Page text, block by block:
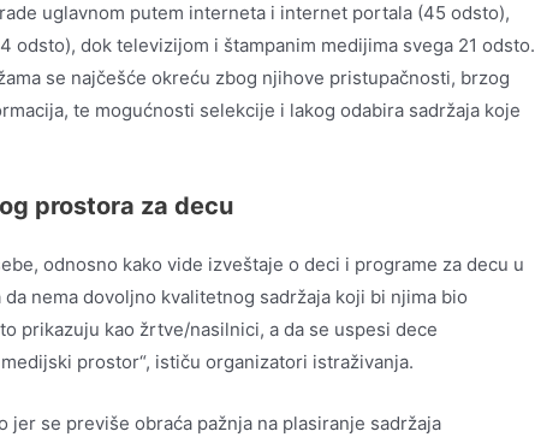
uglavnom putem interneta i internet portala (45 odsto),
odsto), dok televizijom i štampanim medijima svega 21 odsto.
se najčešće okreću zbog njihove pristupačnosti, brzog
te mogućnosti selekcije i lakog odabira sadržaja koje
prostora za decu
odnosno kako vide izveštaje o deci i programe za decu u
nema dovoljno kvalitetnog sadržaja koji bi njima bio
prikazuju kao žrtve/nasilnici, a da se uspesi dece
prostor“, ističu organizatori istraživanja.
jer se previše obraća pažnja na plasiranje sadržaja